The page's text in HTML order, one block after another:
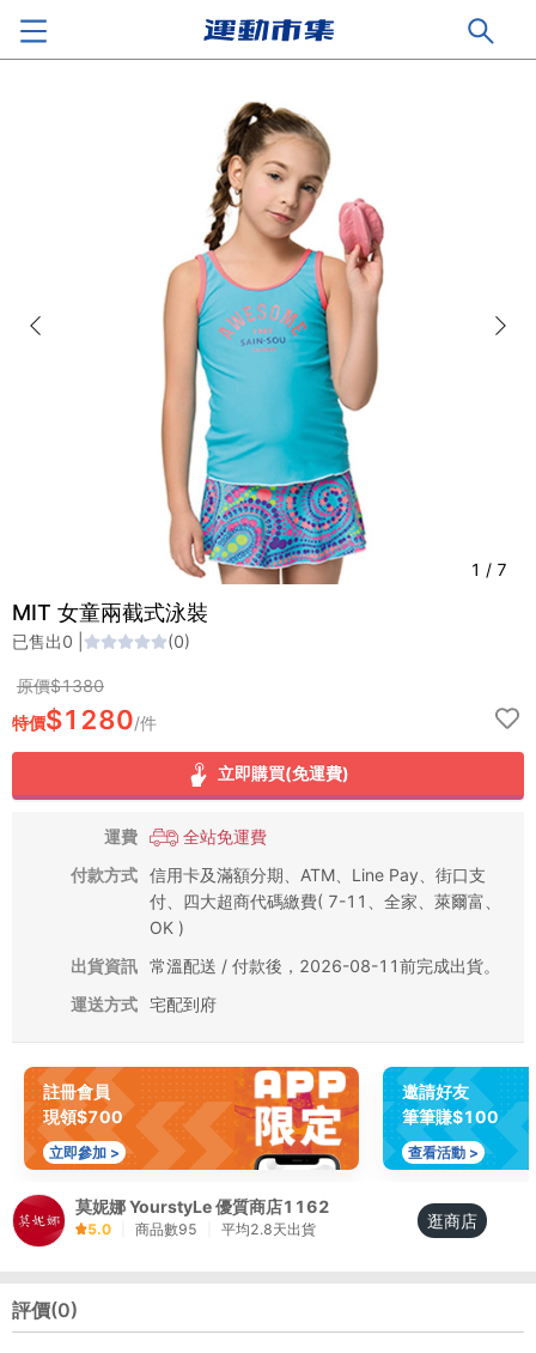
1 / 7
MIT 女童兩截式泳裝
已售出0 (0)
原價$1380
特價$1280/件
立即購買(免運費)
運費
全站免運費
付款方式 信用卡及滿額分期、ATM、Line Pay、街口支
付、四大超商代碼繳費( 7-11、全家、萊爾富、
OK )
出貨資訊 常溫配送 / 付款後，2026-08-11前完成出貨。
運送方式 宅配到府
註冊會員
現領$700
立即參加 >
邀請好友
筆筆賺$100
查看活動 >
莫妮娜 YourstyLe 優質商店1162
5.0 商品數95 平均2.8天出貨 逛商店
評價(0)